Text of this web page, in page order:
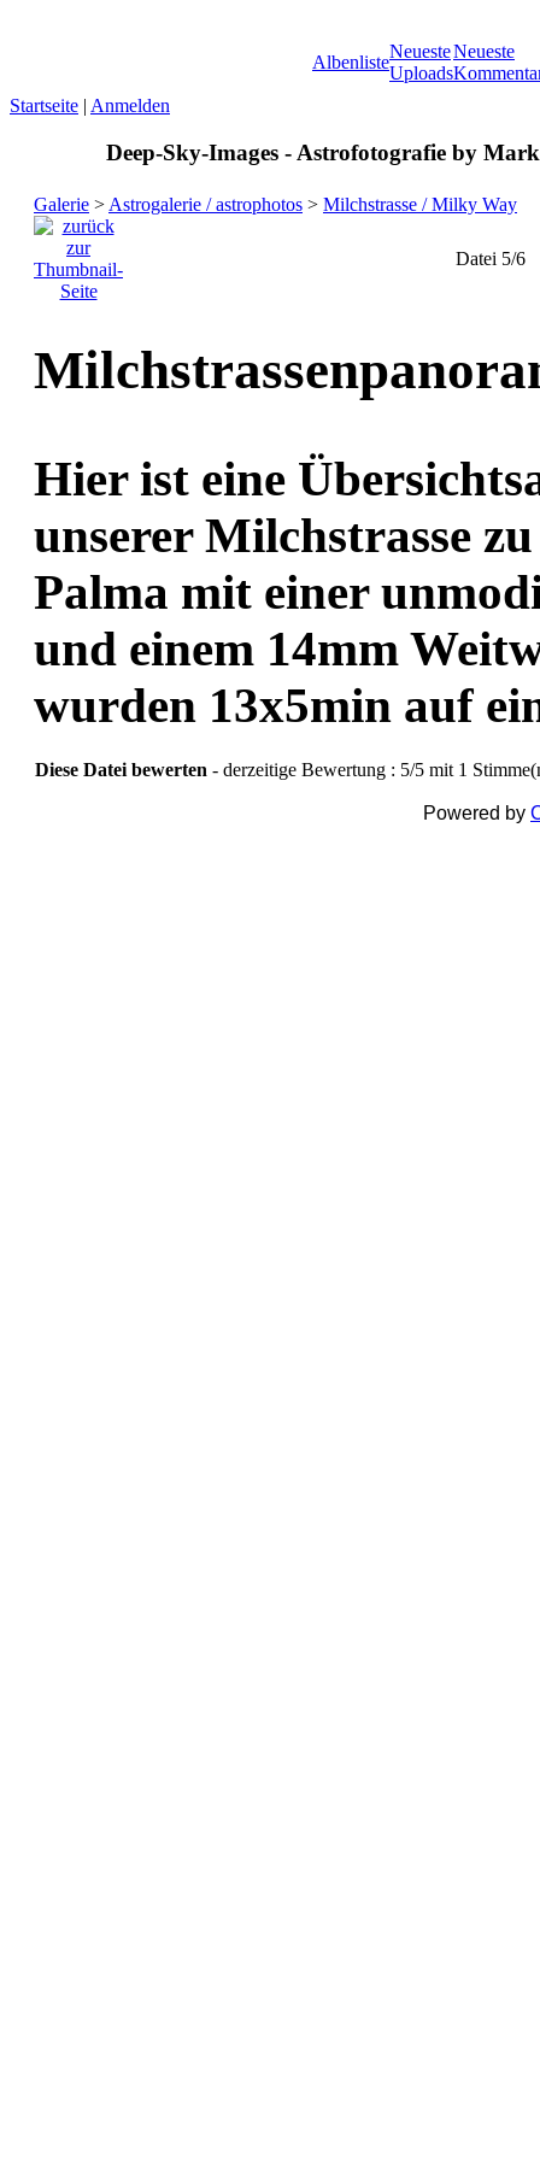
Albenliste
Neueste
Uploads
Neueste
Startseite | Anmelden
Deep-Sky-Images - Astrofotografie by
Galerie >Astrogalerie / astrophotos > Milchstrasse / Milky Way
Datei 5/6
Hier ist eine
unserer Milchstrasse
Palma mit einer
und einem 14mm
wurden 13x5min auf
Diese Datei bewerten - derzeitige Bewertung : 5/5 mit 1
Powered by